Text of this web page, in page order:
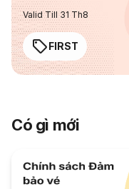
Valid Till 31 Th8
FIRST
Có gì mới